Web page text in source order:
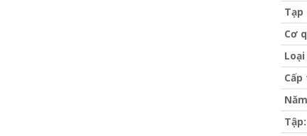
Tạp
Cơ
Tập: